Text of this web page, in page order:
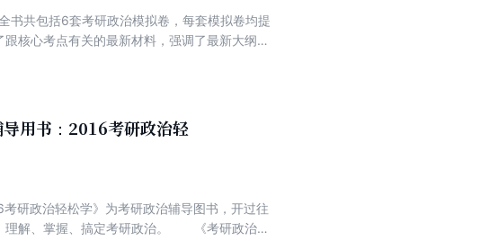
书共包括6套考研政治模拟卷，每套模拟卷均提
核心考点有关的最新材料，强调了最新大纲跟
导用书：2016考研政治轻
考研政治轻松学》为考研政治辅导图书，开过往
理解、掌握、搞定考研政治。 《考研政治黑